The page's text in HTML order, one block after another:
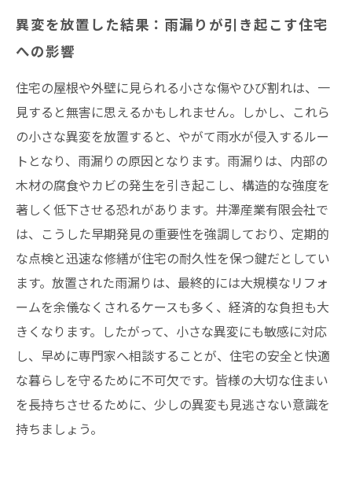
異変を放置した結果：雨漏りが引き起こす住宅
への影響
住宅の屋根や外壁に見られる小さな傷やひび割れは、一
見すると無害に思えるかもしれません。しかし、これら
の小さな異変を放置すると、やがて雨水が侵入するルー
トとなり、雨漏りの原因となります。雨漏りは、内部の
木材の腐食やカビの発生を引き起こし、構造的な強度を
著しく低下させる恐れがあります。井澤産業有限会社で
は、こうした早期発見の重要性を強調しており、定期的
な点検と迅速な修繕が住宅の耐久性を保つ鍵だとしてい
ます。放置された雨漏りは、最終的には大規模なリフォ
ームを余儀なくされるケースも多く、経済的な負担も大
きくなります。したがって、小さな異変にも敏感に対応
し、早めに専門家へ相談することが、住宅の安全と快適
な暮らしを守るために不可欠です。皆様の大切な住まい
を長持ちさせるために、少しの異変も見逃さない意識を
持ちましょう。